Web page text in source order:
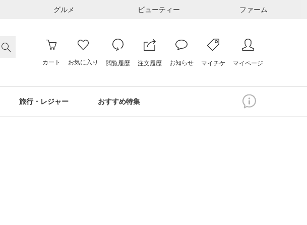
グルメ ビューティー ファーム
カート お気に入り 閲覧履歴 注文履歴 お知らせ マイチケ マイページ
旅行・レジャー おすすめ特集